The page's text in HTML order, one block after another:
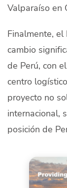
Valparaíso en
Finalmente, el
cambio
de Perú, con
centro
proyecto no
internacional,
posición de